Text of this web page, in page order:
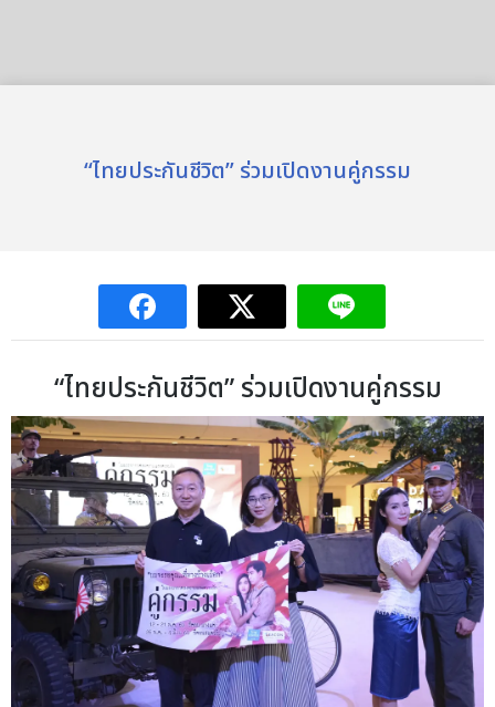
“ไทยประกันชีวิต” ร่วมเปิดงานคู่กรรม
“ไทยประกันชีวิต” ร่วมเปิดงานคู่กรรม